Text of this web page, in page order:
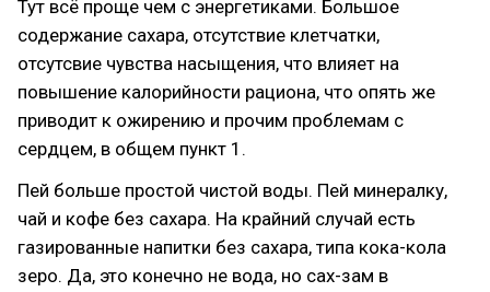
Тут всё проще чем с энергетиками. Большое
содержание сахара, отсутствие клетчатки,
отсутсвие чувства насыщения, что влияет на
повышение калорийности рациона, что опять же
приводит к ожирению и прочим проблемам с
сердцем, в общем пункт 1.
Пей больше простой чистой воды. Пей минералку,
чай и кофе без сахара. На крайний случай есть
газированные напитки без сахара, типа кока-кола
зеро. Да, это конечно не вода, но сах-зам в